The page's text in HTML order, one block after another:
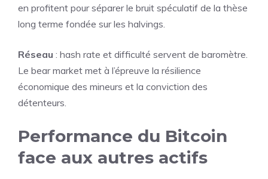
en profitent pour séparer le bruit spéculatif de la thèse
long terme fondée sur les halvings.
Réseau : hash rate et difficulté servent de baromètre.
Le bear market met à l’épreuve la résilience
économique des mineurs et la conviction des
détenteurs.
Performance du Bitcoin
face aux autres actifs